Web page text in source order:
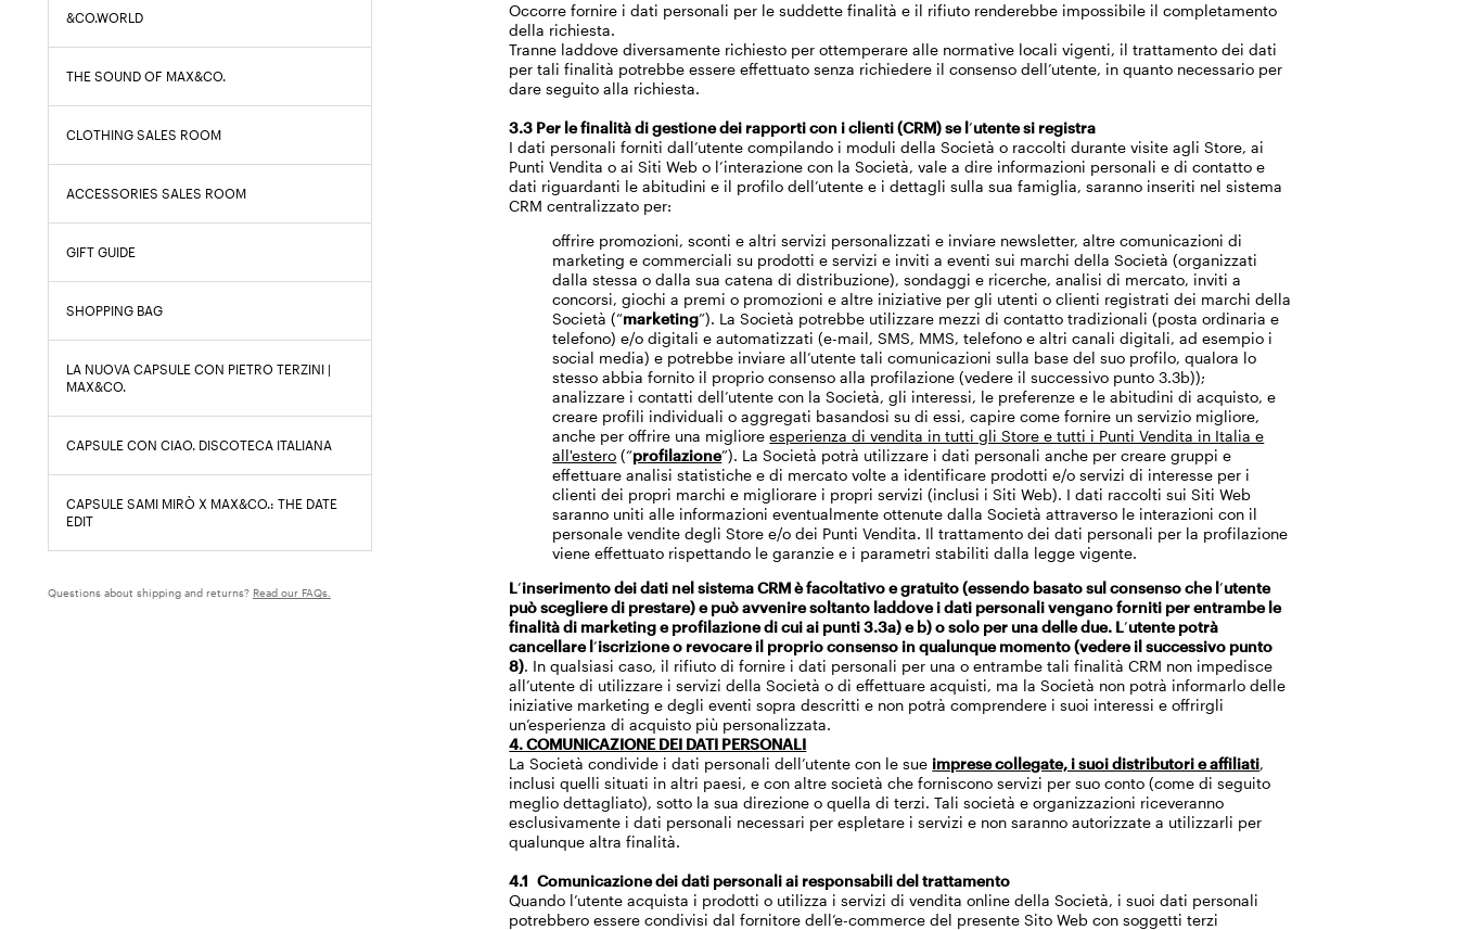
&CO.WORLD
THE SOUND OF MAX&CO.
CLOTHING SALES ROOM
ACCESSORIES SALES ROOM
GIFT GUIDE
SHOPPING BAG
LA NUOVA CAPSULE CON PIETRO TERZINI |
MAX&CO.
CAPSULE CON CIAO. DISCOTECA ITALIANA
CAPSULE SAMI MIRÒ X MAX&CO.: THE DATE
EDIT
Questions about shipping and returns? Read our FAQs.
Occorre fornire i dati personali per le suddette finalità e il rifiuto renderebbe impossibile il completamento
della richiesta.
Tranne laddove diversamente richiesto per ottemperare alle normative locali vigenti, il trattamento dei dati
per tali finalità potrebbe essere effettuato senza richiedere il consenso dell’utente, in quanto necessario per
dare seguito alla richiesta.
3.3 Per le finalità di gestione dei rapporti con i clienti (CRM) se l’utente si registra
I dati personali forniti dall’utente compilando i moduli della Società o raccolti durante visite agli Store, ai
Punti Vendita o ai Siti Web o l’interazione con la Società, vale a dire informazioni personali e di contatto e
dati riguardanti le abitudini e il profilo dell’utente e i dettagli sulla sua famiglia, saranno inseriti nel sistema
CRM centralizzato per:
offrire promozioni, sconti e altri servizi personalizzati e inviare newsletter, altre comunicazioni di
marketing e commerciali su prodotti e servizi e inviti a eventi sui marchi della Società (organizzati
dalla stessa o dalla sua catena di distribuzione), sondaggi e ricerche, analisi di mercato, inviti a
concorsi, giochi a premi o promozioni e altre iniziative per gli utenti o clienti registrati dei marchi della
Società (“marketing”). La Società potrebbe utilizzare mezzi di contatto tradizionali (posta ordinaria e
telefono) e/o digitali e automatizzati (e-mail, SMS, MMS, telefono e altri canali digitali, ad esempio i
social media) e potrebbe inviare all’utente tali comunicazioni sulla base del suo profilo, qualora lo
stesso abbia fornito il proprio consenso alla profilazione (vedere il successivo punto 3.3b));
analizzare i contatti dell’utente con la Società, gli interessi, le preferenze e le abitudini di acquisto, e
creare profili individuali o aggregati basandosi su di essi, capire come fornire un servizio migliore,
anche per offrire una miglioreesperienza di vendita in tutti gli Store e tutti i Punti Vendita in Italia e
all'estero (“profilazione”). La Società potrà utilizzare i dati personali anche per creare gruppi e
effettuare analisi statistiche e di mercato volte a identificare prodotti e/o servizi di interesse per i
clienti dei propri marchi e migliorare i propri servizi (inclusi i Siti Web). I dati raccolti sui Siti Web
saranno uniti alle informazioni eventualmente ottenute dalla Società attraverso le interazioni con il
personale vendite degli Store e/o dei Punti Vendita. Il trattamento dei dati personali per la profilazione
viene effettuato rispettando le garanzie e i parametri stabiliti dalla legge vigente.
L’inserimento dei dati nel sistema CRM è facoltativo e gratuito (essendo basato sul consenso che l’utente
può scegliere di prestare) e può avvenire soltanto laddove i dati personali vengano forniti per entrambe le
finalità di marketing e profilazione di cui ai punti 3.3a) e b) o solo per una delle due. L’utente potrà
cancellare l’iscrizione o revocare il proprio consenso in qualunque momento (vedere il successivo punto
8). In qualsiasi caso, il rifiuto di fornire i dati personali per una o entrambe tali finalità CRM non impedisce
all’utente di utilizzare i servizi della Società o di effettuare acquisti, ma la Società non potrà informarlo delle
iniziative marketing e degli eventi sopra descritti e non potrà comprendere i suoi interessi e offrirgli
un’esperienza di acquisto più personalizzata.
4. COMUNICAZIONE DEI DATI PERSONALI
La Società condivide i dati personali dell’utente con le sue imprese collegate, i suoi distributori e affiliati,
inclusi quelli situati in altri paesi, e con altre società che forniscono servizi per suo conto (come di seguito
meglio dettagliato), sotto la sua direzione o quella di terzi. Tali società e organizzazioni riceveranno
esclusivamente i dati personali necessari per espletare i servizi e non saranno autorizzate a utilizzarli per
qualunque altra finalità.
4.1 Comunicazione dei dati personali ai responsabili del trattamento
Quando l’utente acquista i prodotti o utilizza i servizi di vendita online della Società, i suoi dati personali
potrebbero essere condivisi dal fornitore dell’e-commerce del presente Sito Web con soggetti terzi